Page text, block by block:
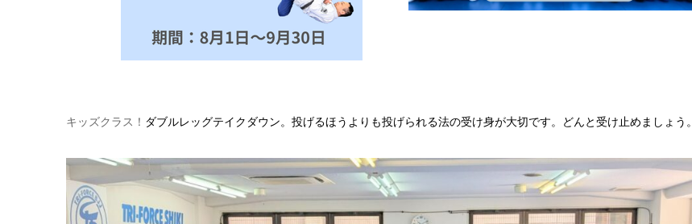
キッズクラス！ ダブルレッグテイクダウン。投げるほうよりも投げられる法の受け身が大切です。どんと受け止めましょう。